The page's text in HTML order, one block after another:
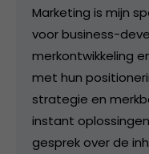
Marketing is mijn
voor business-
merkontwikkeling
met hun
strategie en
instant
gesprek over de